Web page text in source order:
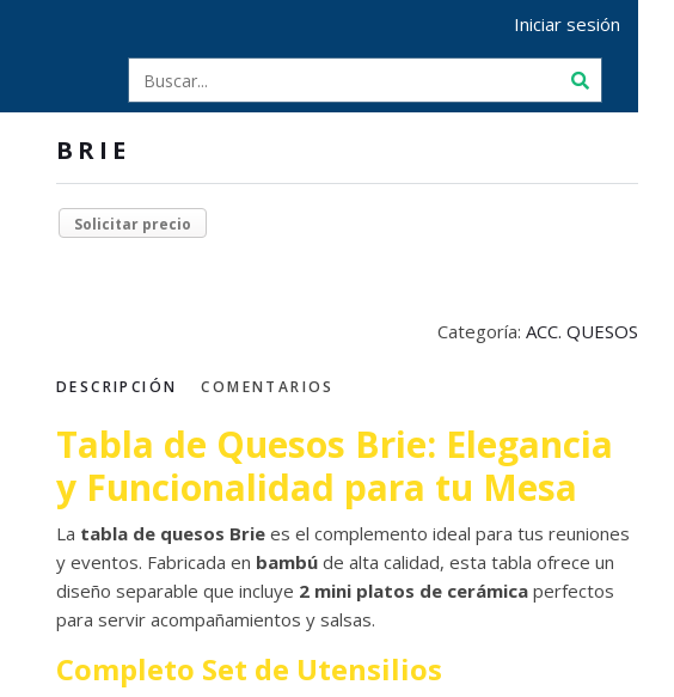
Iniciar sesión
BRIE
Solicitar precio
Categoría: ACC. QUESOS
DESCRIPCIÓN COMENTARIOS
Tabla de Quesos Brie: Elegancia
y Funcionalidad para tu Mesa
La tabla de quesos Brie es el complemento ideal para tus reuniones
y eventos. Fabricada en bambú de alta calidad, esta tabla ofrece un
diseño separable que incluye 2 mini platos de cerámica perfectos
para servir acompañamientos y salsas.
Completo Set de Utensilios